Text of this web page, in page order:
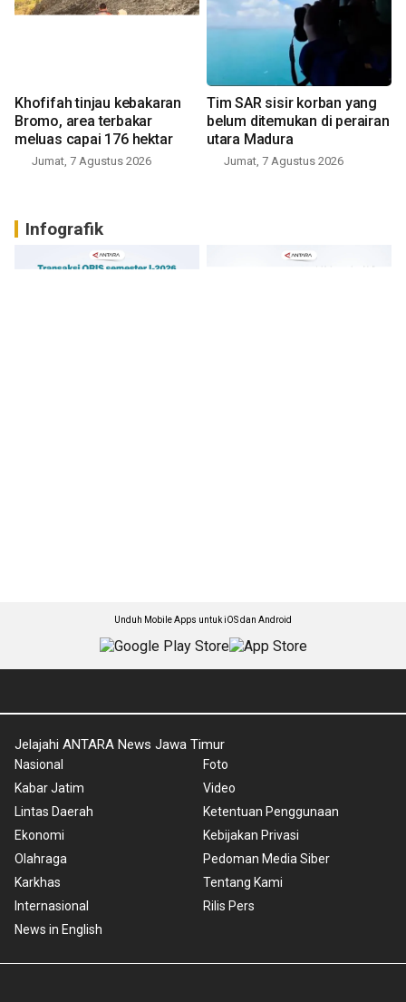
Khofifah tinjau kebakaran
Bromo, area terbakar
meluas capai 176 hektar
Jumat, 7 Agustus 2026
Tim SAR sisir korban yang
belum ditemukan di perairan
utara Madura
Jumat, 7 Agustus 2026
Infografik
Unduh Mobile Apps untuk iOS dan Android
Jelajahi ANTARA News Jawa Timur
Nasional
Kabar Jatim
Lintas Daerah
Ekonomi
Olahraga
Karkhas
Internasional
News in English
Foto
Video
Ketentuan Penggunaan
Kebijakan Privasi
Pedoman Media Siber
Tentang Kami
Rilis Pers